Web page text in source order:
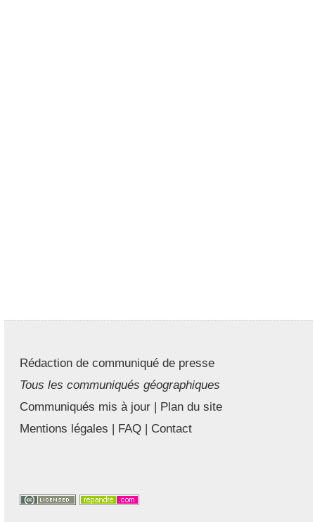
Rédaction de communiqué de presse
Tous les communiqués géographiques
Communiqués mis à jour | Plan du site
Mentions légales | FAQ | Contact